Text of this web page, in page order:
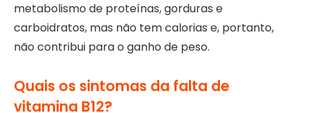
metabolismo de proteínas, gorduras e
carboidratos, mas não tem calorias e, portanto,
não contribui para o ganho de peso.
Quais os sintomas da falta de
vitamina B12?